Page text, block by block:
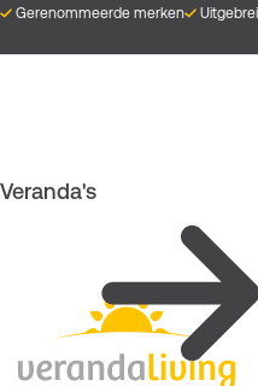
Overslaan
Gerenommeerde merken
Veranda's